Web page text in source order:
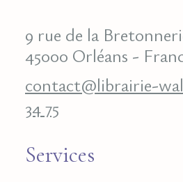
9 rue de la
45000 Orléans -
contact@librairie-
34 75
Services